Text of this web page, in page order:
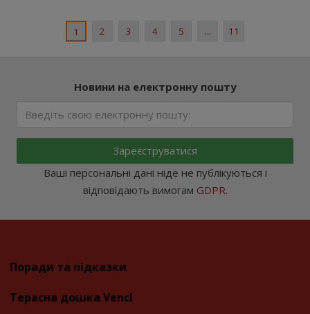
1 2 3 4 5 ... 11
Новини на електронну пошту
Зареєструватися
Ваші персональні дані ніде не публікуються і
відповідають вимогам GDPR.
Поради та підказки
Терасна дошка Vencl